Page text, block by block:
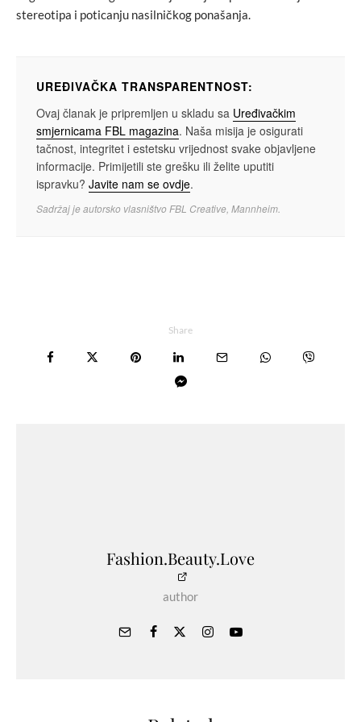
stereotipa i poticanju nasilničkog ponašanja.
UREĐIVAČKA TRANSPARENTNOST:
Ovaj članak je pripremljen u skladu sa Uređivačkim
smjernicama FBL magazina. Naša misija je osigurati
tačnost, integritet i estetsku vrijednost svake objavljene
informacije. Primijetili ste grešku ili želite uputiti
ispravku? Javite nam se ovdje.
Sadržaj je autorsko vlasništvo FBL Creative, Mannheim.
Share
Fashion.Beauty.Love
author